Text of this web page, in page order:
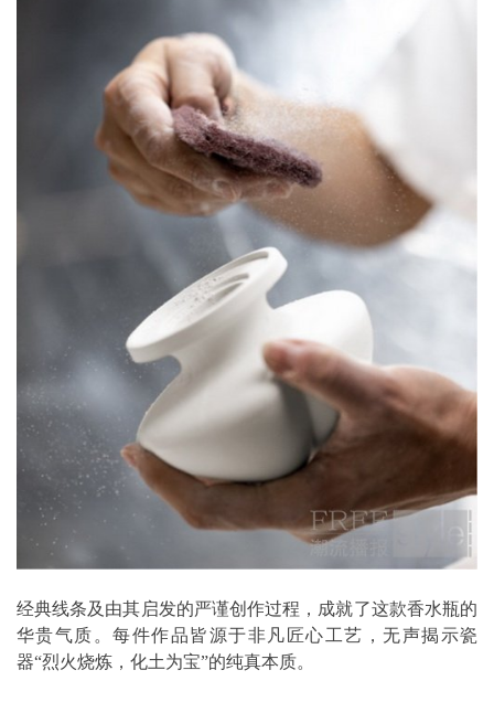
经典线条及由其启发的严谨创作过程，成就了这款香水瓶的
华贵气质。每件作品皆源于非凡匠心工艺，无声揭示瓷
器“烈火烧炼，化土为宝”的纯真本质。